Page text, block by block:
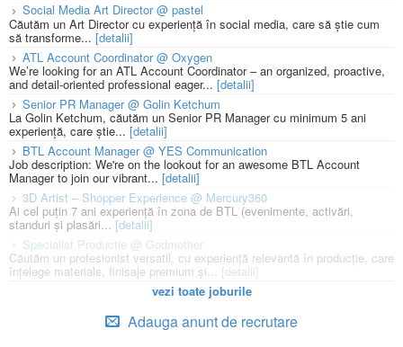
Social Media Art Director @ pastel
Căutăm un Art Director cu experiență în social media, care să știe cum
să transforme... [detalii]
ATL Account Coordinator @ Oxygen
We’re looking for an ATL Account Coordinator – an organized, proactive,
and detail-oriented professional eager... [detalii]
Senior PR Manager @ Golin Ketchum
La Golin Ketchum, căutăm un Senior PR Manager cu minimum 5 ani
experiență, care știe... [detalii]
BTL Account Manager @ YES Communication
Job description: We're on the lookout for an awesome BTL Account
Manager to join our vibrant... [detalii]
3D Artist – Shopper Experience @ Mercury360
Ai cel puțin 7 ani experiență în zona de BTL (evenimente, activări,
standuri și plasări...[detalii]
Specialist Productie @ Godmother
Căutăm un profesionist versatil, cu experiență relevantă în producție, care
înțelege materiale, finisaje premium și... [detalii]
vezi toate joburile
Adauga anunt de recrutare